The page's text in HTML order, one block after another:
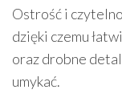
Ostrość i
dzięki czemu
oraz drobne
umykać.